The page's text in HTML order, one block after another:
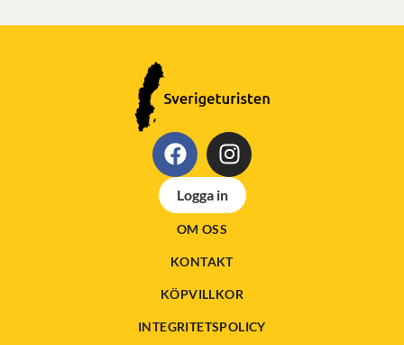
Logga in
OM OSS
KONTAKT
KÖPVILLKOR
INTEGRITETSPOLICY